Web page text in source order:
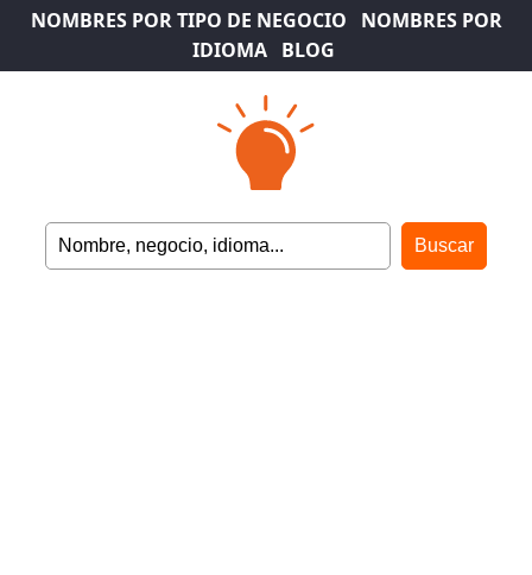
NOMBRES POR TIPO DE NEGOCIO
NOMBRES POR
IDIOMA
BLOG